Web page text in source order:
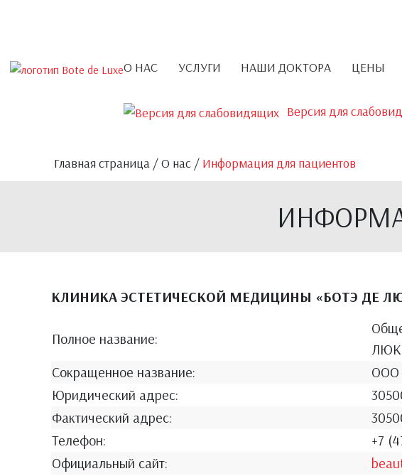
О НАС УСЛУГИ НАШИ ДОКТОРА ЦЕНЫ
Версия для
Главная страница /О нас / Информация для пациентов
КЛИНИКА ЭСТЕТИЧЕСКОЙ МЕДИЦИНЫ «БОТЭ ДЕ
Полное название:
Сокращенное название:
ООО
Юридический адрес:
Фактический адрес:
Телефон:
+7
Официальный сайт: